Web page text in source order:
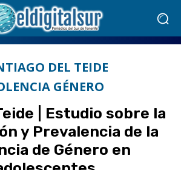
DEL TEIDE
GÉNERO
| Estudio sobre la
y Prevalencia de la
de Género en